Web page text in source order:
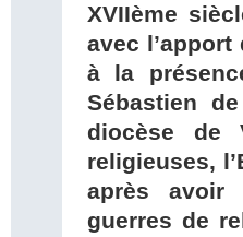
XVIIème
avec
à la
Sébastien
diocèse de
religieuses,
après avoir
guerres de